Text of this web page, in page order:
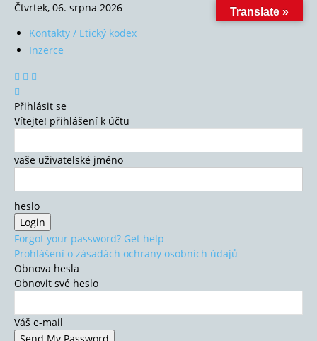
Čtvrtek, 06. srpna 2026
Kontakty / Etický kodex
Inzerce
Přihlásit se
Vítejte! přihlášení k účtu
vaše uživatelské jméno
heslo
Forgot your password? Get help
Prohlášení o zásadách ochrany osobních údajů
Obnova hesla
Obnovit své heslo
Váš e-mail
Translate »